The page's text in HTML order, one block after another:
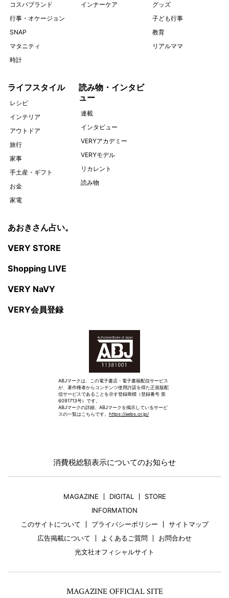
コスパブランド
行事・オケージョン
SNAP
マタニティ
時計
インナーケア
グッズ
子ども行事
教育
リアルママ
ライフスタイル
レシピ
インテリア
アウトドア
旅行
家事
手土産・ギフト
お金
家電
読み物・インタビ
ュー
連載
インタビュー
VERYアカデミー
VERYモデル
リカレント
読み物
あおきさん占い。
VERY STORE
Shopping LIVE
VERY NaVY
VERY会員登録
ABJマークは、この電子書店・電子書籍配信サービス
が、著作権者からコンテンツ使用許諾を得た正規版配
信サービスであることを示す登録商標（登録番号 第
6091713号）です。
ABJマークの詳細、ABJマークを掲示しているサービ
スの一覧はこちらです。 https://aebs.or.jp/
消費税総額表示についてのお知らせ
MAGAZINE DIGITAL
STORE
INFORMATION
このサイトについて
プライバシーポリシー
サイトマップ
広告掲載について
よくあるご質問
お問合わせ
光文社オフィシャルサイト
MAGAZINE OFFICIAL SITE